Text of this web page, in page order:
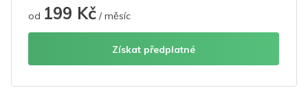
od 199 Kč / měsíc
Získat předplatné